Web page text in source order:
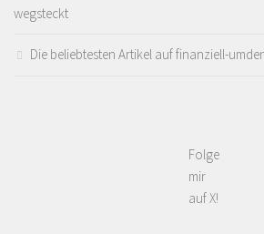
wegsteckt
Die beliebtesten Artikel auf finanziell-
Folge
mir
auf X!